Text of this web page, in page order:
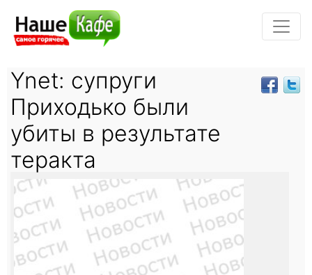
Ynet: супруги
Приходько были
убиты в результате
теракта